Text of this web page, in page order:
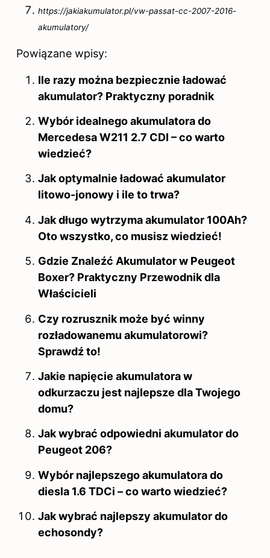
https://jakiakumulator.pl/vw-passat-cc-2007-2016-
akumulatory/
Powiązane wpisy:
Ile razy można bezpiecznie ładować
akumulator? Praktyczny poradnik
Wybór idealnego akumulatora do
Mercedesa W211 2.7 CDI – co warto
wiedzieć?
Jak optymalnie ładować akumulator
litowo-jonowy i ile to trwa?
Jak długo wytrzyma akumulator 100Ah?
Oto wszystko, co musisz wiedzieć!
Gdzie Znaleźć Akumulator w Peugeot
Boxer? Praktyczny Przewodnik dla
Właścicieli
Czy rozrusznik może być winny
rozładowanemu akumulatorowi?
Sprawdź to!
Jakie napięcie akumulatora w
odkurzaczu jest najlepsze dla Twojego
domu?
Jak wybrać odpowiedni akumulator do
Peugeot 206?
Wybór najlepszego akumulatora do
diesla 1.6 TDCi – co warto wiedzieć?
Jak wybrać najlepszy akumulator do
echosondy?